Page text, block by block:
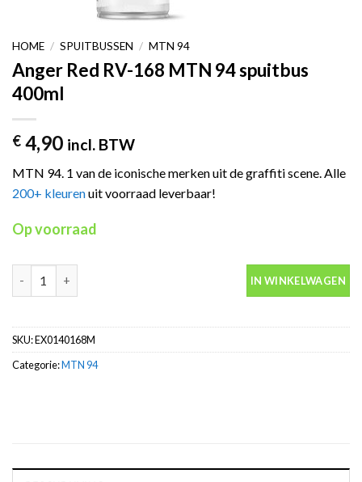
HOME / SPUITBUSSEN / MTN 94
Anger Red RV-168 MTN 94 spuitbus
400ml
€ 4,90 incl. BTW
MTN 94. 1 van de iconische merken uit de graffiti scene. Alle
200+ kleurenuit voorraad leverbaar!
Op voorraad
IN WINKELWAGEN
SKU:EX0140168M
Categorie:MTN 94